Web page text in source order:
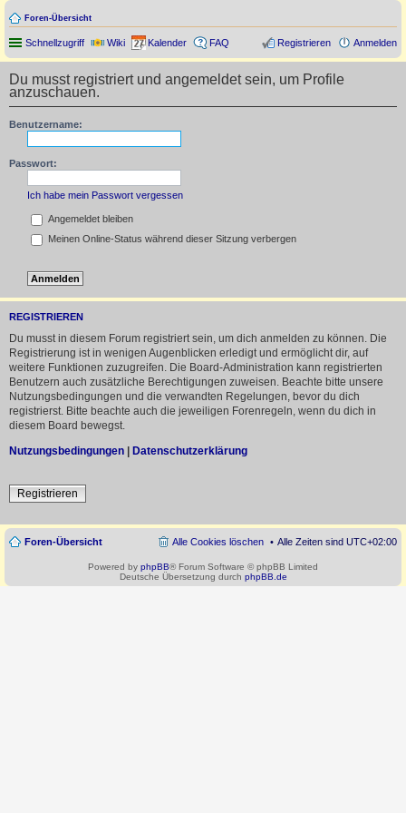
Foren-Übersicht
Schnellzugriff Wiki Kalender FAQ Anmelden
Registrieren
Du musst registriert und angemeldet sein, um Profile
anzuschauen.
Benutzername:
Passwort:
Ich habe mein Passwort vergessen
Angemeldet bleiben
Meinen Online-Status während dieser Sitzung verbergen
REGISTRIEREN
Du musst in diesem Forum registriert sein, um dich anmelden zu können. Die
Registrierung ist in wenigen Augenblicken erledigt und ermöglicht dir, auf
weitere Funktionen zuzugreifen. Die Board-Administration kann registrierten
Benutzern auch zusätzliche Berechtigungen zuweisen. Beachte bitte unsere
Nutzungsbedingungen und die verwandten Regelungen, bevor du dich
registrierst. Bitte beachte auch die jeweiligen Forenregeln, wenn du dich in
diesem Board bewegst.
Nutzungsbedingungen | Datenschutzerklärung
Registrieren
Foren-Übersicht Alle Zeiten sind UTC+02:00
Alle Cookies löschen
Powered by phpBB® Forum Software © phpBB Limited
Deutsche Übersetzung durch phpBB.de